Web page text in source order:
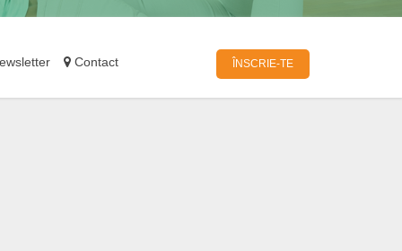
Contact ÎNSCRIE-TE